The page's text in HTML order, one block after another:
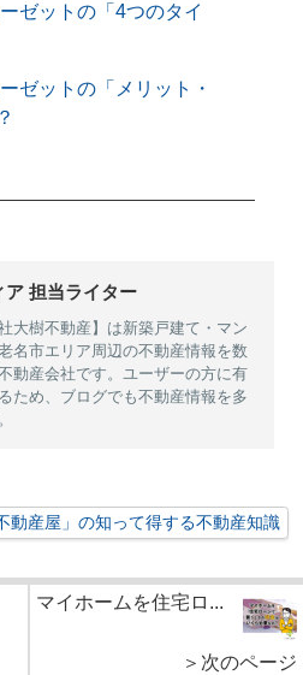
ゼットの「4つのタイ
ゼットの「メリット・
ア 担当ライター
大樹不動産】は新築戸建て・マン
名市エリア周辺の不動産情報を数
動産会社です。ユーザーの方に有
ため、ブログでも不動産情報を多
動産屋」の知って得する不動産知識
マイホームを住宅ロ...
＞次のページ